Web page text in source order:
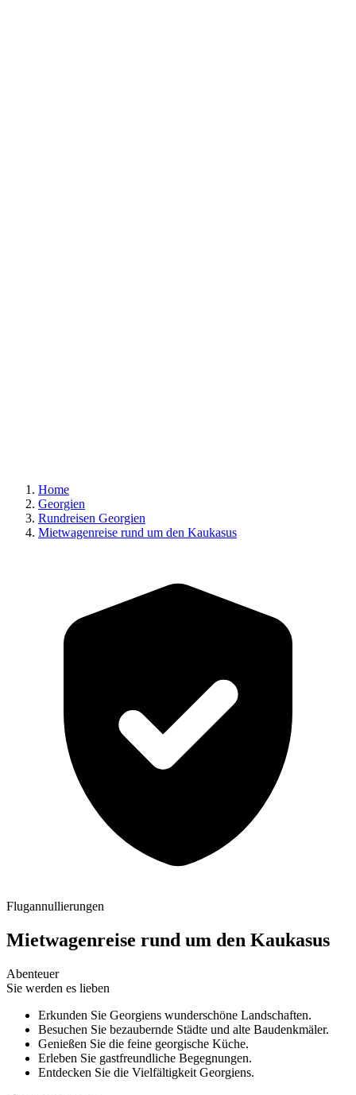
Home
Georgien
Rundreisen Georgien
Mietwagenreise rund um den Kaukasus
Flugannullierungen
Mietwagenreise rund um den Kaukasus
Abenteuer
Sie werden es lieben
Erkunden Sie Georgiens wunderschöne Landschaften.
Besuchen Sie bezaubernde Städte und alte Baudenkmäler.
Genießen Sie die feine georgische Küche.
Erleben Sie gastfreundliche Begegnungen.
Entdecken Sie die Vielfältigkeit Georgiens.